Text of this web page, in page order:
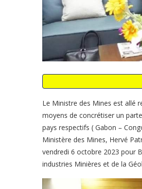
Le Ministre des Mines est allé
moyens de concrétiser un
pays respectifs ( Gabon –
Ministère des Mines, Hervé
vendredi 6 octobre 2023 pour
industries Minières et de la